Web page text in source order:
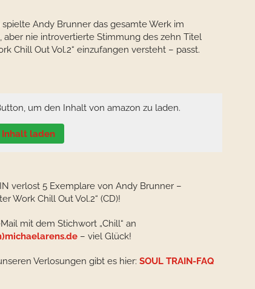
Andy Brunner das gesamte Werk im
nie introvertierte Stimmung des zehn Titel
Chill Out Vol.2“ einzufangen versteht – passt.
um den Inhalt von amazon zu laden.
Inhalt laden
verlost 5 Exemplare von Andy Brunner –
Work Chill Out Vol.2“ (CD)!
mit dem Stichwort „Chill“ an
– viel Glück!
Verlosungen gibt es hier: SOUL TRAIN-FAQ